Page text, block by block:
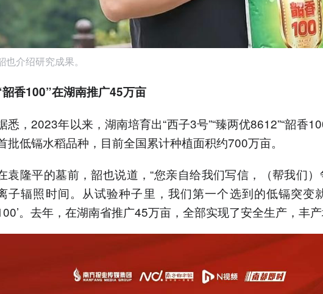
也介绍研究成果。
韶香100”在湖南推广45万亩
悉，2023年以来，湖南培育出“西子3号”“臻两优8612”“韶香
批低镉水稻品种，目前全国累计种植面积约700万亩。
袁隆平的墓前，韶也说道，“您亲自给我们写信，（帮我们
子辐照时间。从试验种子里，我们第一个选到的低镉突变
。去年，在湖南省推广45万亩，全部实现了安全生产，丰